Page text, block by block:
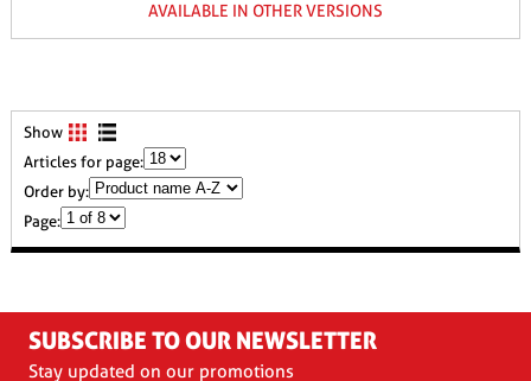
AVAILABLE IN OTHER VERSIONS
Show
Articles for page:
Order by:
Page:
SUBSCRIBE TO OUR NEWSLETTER
Stay updated on our promotions